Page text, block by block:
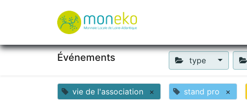
Événements type
vie de l'association × stand pro ×